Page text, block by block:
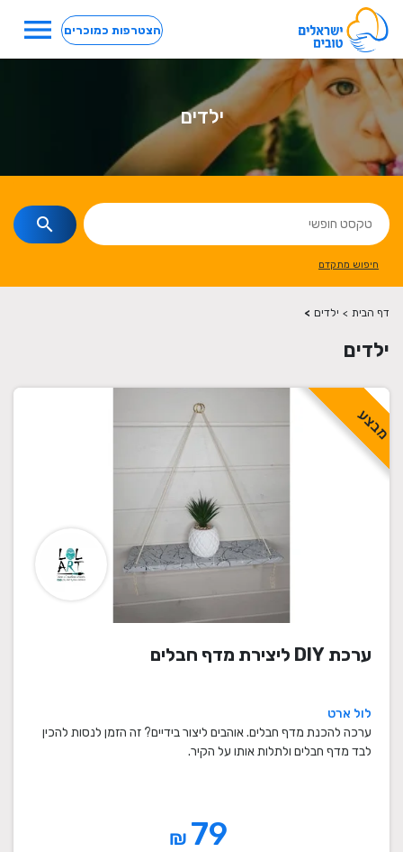
הצטרפות כמוכרים menu
ילדים
search
חיפוש מתקדם
דף הבית > ילדים >
ילדים
מבצע
ערכת DIY ליצירת מדף חבלים
לול ארט
ערכה להכנת מדף חבלים. אוהבים ליצור בידיים? זה הזמן לנסות להכין
לבד מדף חבלים ולתלות אותו על הקיר.
₪